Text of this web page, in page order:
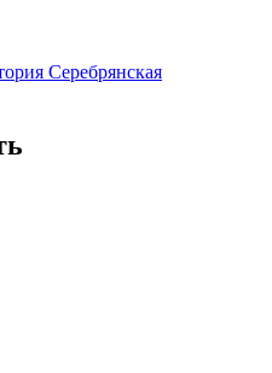
Серебрянская